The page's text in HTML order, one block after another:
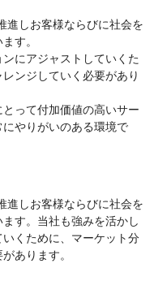
進しお客様ならびに社会を
す。
にアジャストしていくた
ンジしていく必要があり
って付加価値の高いサー
やりがいのある環境で
進しお客様ならびに社会を
す。当社も強みを活かし
くために、マーケット分
あります。